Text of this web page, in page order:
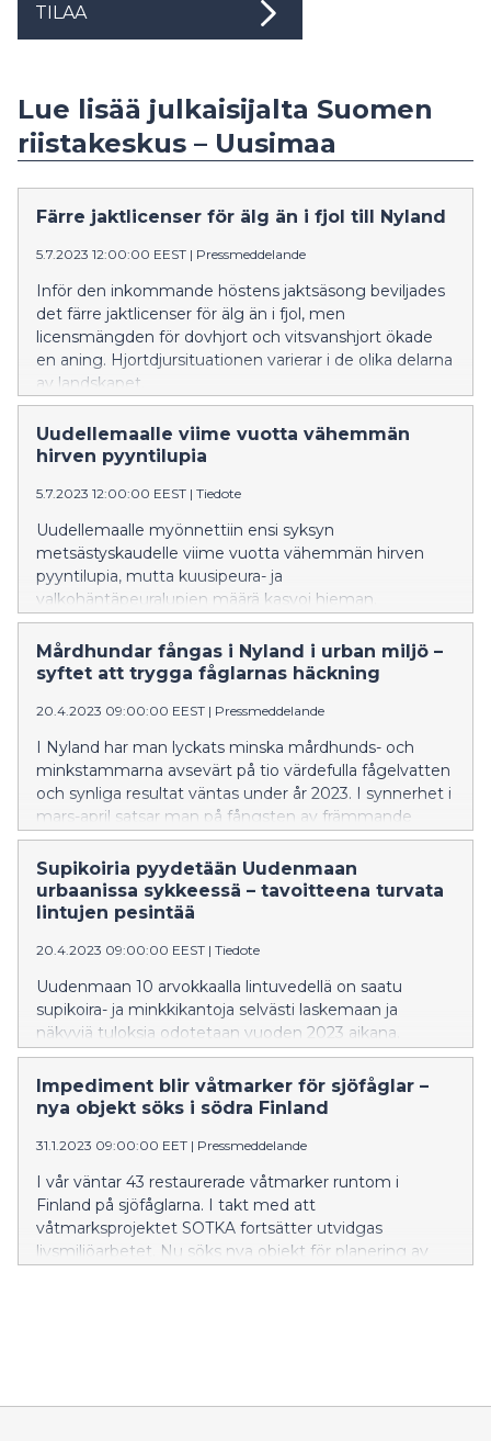
TILAA
Lue lisää julkaisijalta Suomen
riistakeskus – Uusimaa
Färre jaktlicenser för älg än i fjol till Nyland
5.7.2023 12:00:00 EEST | Pressmeddelande
Inför den inkommande höstens jaktsäsong beviljades
det färre jaktlicenser för älg än i fjol, men
licensmängden för dovhjort och vitsvanshjort ökade
en aning. Hjortdjursituationen varierar i de olika delarna
av landskapet.
Uudellemaalle viime vuotta vähemmän
hirven pyyntilupia
5.7.2023 12:00:00 EEST | Tiedote
Uudellemaalle myönnettiin ensi syksyn
metsästyskaudelle viime vuotta vähemmän hirven
pyyntilupia, mutta kuusipeura- ja
valkohäntäpeuralupien määrä kasvoi hieman.
Hirvieläintilanne vaihtelee maakunnan eri osissa.
Mårdhundar fångas i Nyland i urban miljö –
syftet att trygga fåglarnas häckning
20.4.2023 09:00:00 EEST | Pressmeddelande
I Nyland har man lyckats minska mårdhunds- och
minkstammarna avsevärt på tio värdefulla fågelvatten
och synliga resultat väntas under år 2023. I synnerhet i
mars-april satsar man på fångsten av främmande
rovdjur, vilket betyder nattliga skott, jakthundars skall
samt åtel och fällor också i närheten av bebyggelse.
Supikoiria pyydetään Uudenmaan
urbaanissa sykkeessä – tavoitteena turvata
lintujen pesintää
20.4.2023 09:00:00 EEST | Tiedote
Uudenmaan 10 arvokkaalla lintuvedellä on saatu
supikoira- ja minkkikantoja selvästi laskemaan ja
näkyviä tuloksia odotetaan vuoden 2023 aikana.
Erityisesti maalis-huhtikuussa vieraspetopyyntiin
panostetaan kaikkein voimakkaimmin, mikä tarkoittaa
öisiä laukauksia, metsästyskoirien haukuntaa sekä
Impediment blir våtmarker för sjöfåglar –
nya objekt söks i södra Finland
31.1.2023 09:00:00 EET | Pressmeddelande
I vår väntar 43 restaurerade våtmarker runtom i
Finland på sjöfåglarna. I takt med att
våtmarksprojektet SOTKA fortsätter utvidgas
livsmiljöarbetet. Nu söks nya objekt för planering av